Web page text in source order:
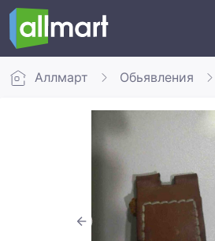
Аллмарт Обьявления